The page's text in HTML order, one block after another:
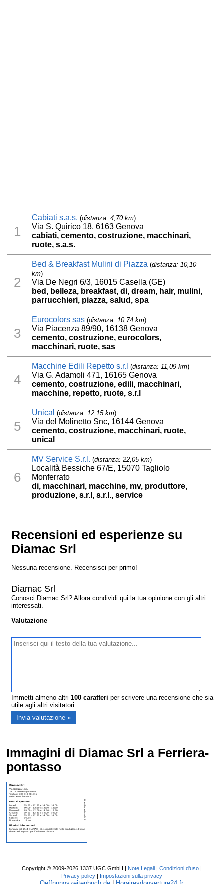
1
Cabiati s.a.s. (distanza: 4,70 km)
Via S. Quirico 18, 6163 Genova
cabiati, cemento, costruzione, macchinari,
ruote, s.a.s.
2
Bed & Breakfast Mulini di Piazza (distanza: 10,10
km)
Via De Negri 6/3, 16015 Casella (GE)
bed, belleza, breakfast, di, dream, hair, mulini,
parrucchieri, piazza, salud, spa
3
Eurocolors sas (distanza: 10,74 km)
Via Piacenza 89/90, 16138 Genova
cemento, costruzione, eurocolors,
macchinari, ruote, sas
4
Macchine Edili Repetto s.r.l (distanza: 11,09 km)
Via G. Adamoli 471, 16165 Genova
cemento, costruzione, edili, macchinari,
macchine, repetto, ruote, s.r.l
5
Unical (distanza: 12,15 km)
Via del Molinetto Snc, 16144 Genova
cemento, costruzione, macchinari, ruote,
unical
6
MV Service S.r.l. (distanza: 22,05 km)
Località Bessiche 67/E, 15070 Tagliolo
Monferrato
di, macchinari, macchine, mv, produttore,
produzione, s.r.l, s.r.l., service
Recensioni ed esperienze su
Diamac Srl
Nessuna recensione. Recensisci per primo!
Diamac Srl
Conosci Diamac Srl? Allora condividi qui la tua opinione con gli altri
interessati.
Valutazione
Immetti almeno altri100 caratteri per scrivere una recensione che sia
utile agli altri visitatori.
Immagini di Diamac Srl a Ferriera-
pontasso
Copyright © 2009-2026 1337 UGC GmbH | Note Legali| Condizioni d'uso|
Privacy policy| Impostazioni sulla privacy